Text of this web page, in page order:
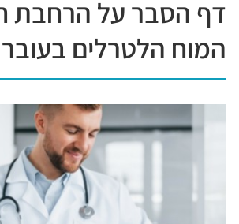
דף הסבר על הרחבת
המוח הלטרלים בעובר